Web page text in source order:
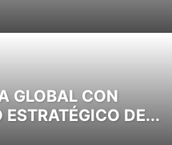
GLOBAL CON
DE...